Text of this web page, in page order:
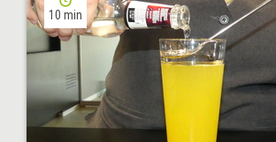
10 min